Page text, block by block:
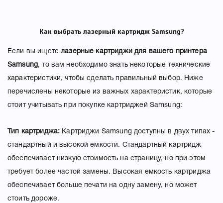
Как выбрать лазерный картридж Samsung?
Если вы ищетелазерные картриджи для вашего принтера
Samsung , то вам необходимо знать некоторые технические
характеристики, чтобы сделать правильный выбор. Ниже
перечислены некоторые из важных характеристик, которые
стоит учитывать при покупке картриджей Samsung:
Тип картриджа: Картриджи Samsung доступны в двух типах -
стандартный и высокой емкости. Стандартный картридж
обеспечивает низкую стоимость на страницу, но при этом
требует более частой замены. Высокая емкость картриджа
обеспечивает больше печати на одну замену, но может
стоить дороже.